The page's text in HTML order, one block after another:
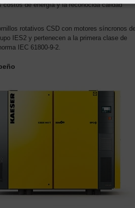
de energía y la reconocida calidad
rotativos CSD con motores síncronos
IES2 y pertenecen a la primera clase de
IEC 61800-9-2.